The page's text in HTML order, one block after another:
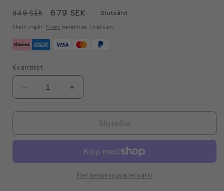
Ordinarie
pris
849 SEK Försäljningspris
679 SEK Slutsåld
Skatt ingår. Frakt beräknas i kassan.
Kvantitet
Minska
kvantitet
för
EV9
-
Öka
kvantitet
för
TurboTronic
EV9
ugn
-
Slutsåld
Fler betalningsalternativ